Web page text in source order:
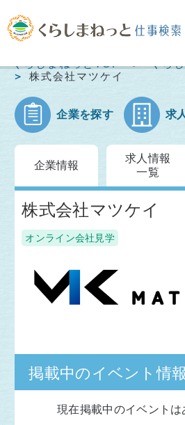
くらしまねっとTOP
くら
株式会社マツケイ
企業を探す 求
企業情報
求人情報
一覧
株式会社マツケイ
オンライン会社見学
掲載中のイベント情報
現在掲載中のイベントは